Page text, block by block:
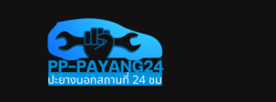
navigation